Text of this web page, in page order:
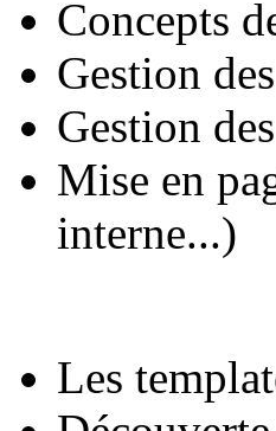
Concepts
Gestion
Gestion
Mise en
interne...)
Les